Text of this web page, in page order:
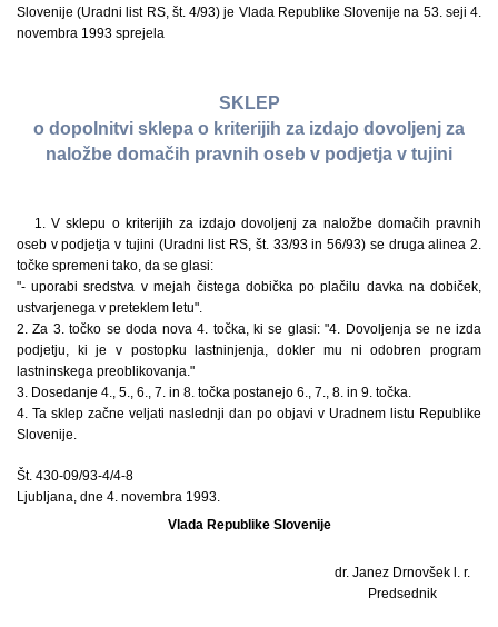
Slovenije (Uradni list RS, št. 4/93) je Vlada Republike Slovenije na 53. seji 4.
novembra 1993 sprejela
SKLEP
o dopolnitvi sklepa o kriterijih za izdajo dovoljenj za
naložbe domačih pravnih oseb v podjetja v tujini
1. V sklepu o kriterijih za izdajo dovoljenj za naložbe domačih pravnih
oseb v podjetja v tujini (Uradni list RS, št. 33/93 in 56/93) se druga alinea 2.
točke spremeni tako, da se glasi:
"- uporabi sredstva v mejah čistega dobička po plačilu davka na dobiček,
ustvarjenega v preteklem letu".
2. Za 3. točko se doda nova 4. točka, ki se glasi: "4. Dovoljenja se ne izda
podjetju, ki je v postopku lastninjenja, dokler mu ni odobren program
lastninskega preoblikovanja."
3. Dosedanje 4., 5., 6., 7. in 8. točka postanejo 6., 7., 8. in 9. točka.
4. Ta sklep začne veljati naslednji dan po objavi v Uradnem listu Republike
Slovenije.
Št. 430-09/93-4/4-8
Ljubljana, dne 4. novembra 1993.
Vlada Republike Slovenije
dr. Janez Drnovšek l. r.
Predsednik